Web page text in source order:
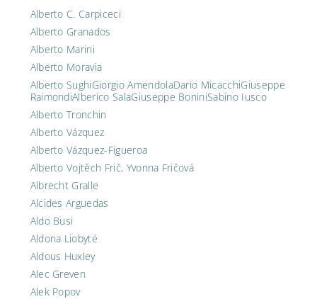
Alberto C. Carpiceci
Alberto Granados
Alberto Marini
Alberto Moravia
Alberto SughiGiorgio AmendolaDario MicacchiGiuseppe
RaimondiAlberico SalaGiuseppe BoniniSabino Iusco
Alberto Tronchin
Alberto Vázquez
Alberto Vázquez-Figueroa
Alberto Vojtěch Frič, Yvonna Fričová
Albrecht Gralle
Alcides Arguedas
Aldo Busi
Aldona Liobyté
Aldous Huxley
Alec Greven
Alek Popov